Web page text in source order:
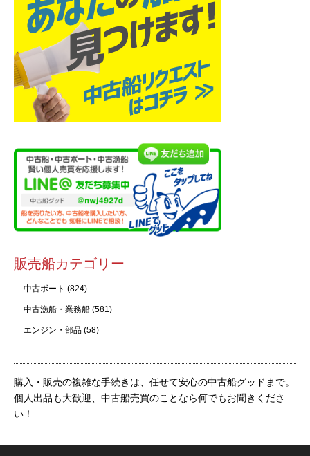
販売船カテゴリー
中古ボート (824)
中古漁船・業務船 (581)
エンジン・部品 (58)
購入・販売の複雑な手続きは、任せて安心の中古船グッドまで。
個人出品も大歓迎、中古船売買のことなら何でもお聞きくださ
い！